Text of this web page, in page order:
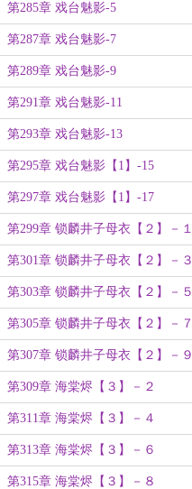
第285章 戏台魅影-5
第287章 戏台魅影-7
第289章 戏台魅影-9
第291章 戏台魅影-11
第293章 戏台魅影-13
第295章 戏台魅影【1】-15
第297章 戏台魅影【1】-17
第299章 锁麟井子母衣【２】－１
第301章 锁麟井子母衣【２】－３
第303章 锁麟井子母衣【２】－５
第305章 锁麟井子母衣【２】－７
第307章 锁麟井子母衣【２】－９
第309章 海棠烬【３】－２
第311章 海棠烬【３】－４
第313章 海棠烬【３】－６
第315章 海棠烬【３】－８